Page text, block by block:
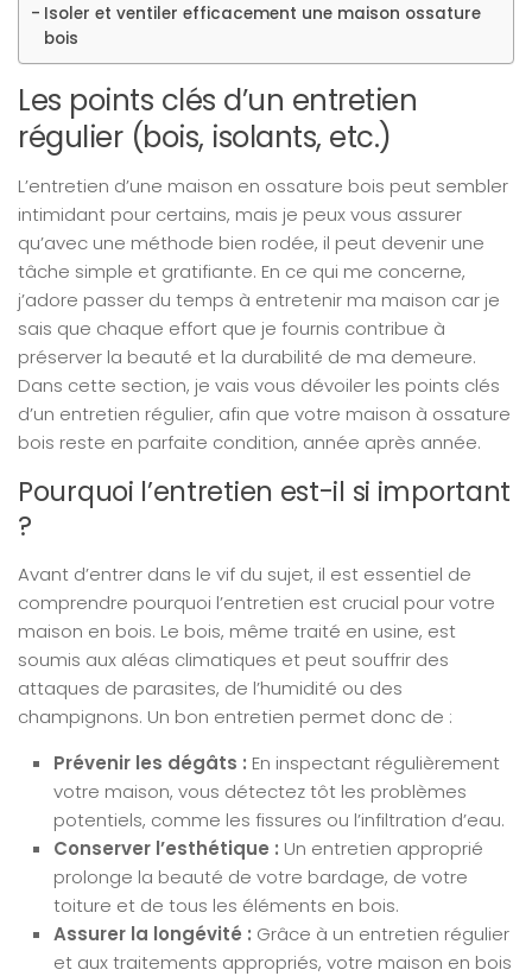
Isoler et ventiler efficacement une maison ossature
bois
Les points clés d’un entretien
régulier (bois, isolants, etc.)
L’entretien d’une maison en ossature bois peut sembler
intimidant pour certains, mais je peux vous assurer
qu’avec une méthode bien rodée, il peut devenir une
tâche simple et gratifiante. En ce qui me concerne,
j’adore passer du temps à entretenir ma maison car je
sais que chaque effort que je fournis contribue à
préserver la beauté et la durabilité de ma demeure.
Dans cette section, je vais vous dévoiler les points clés
d’un entretien régulier, afin que votre maison à ossature
bois reste en parfaite condition, année après année.
Pourquoi l’entretien est-il si important
?
Avant d’entrer dans le vif du sujet, il est essentiel de
comprendre pourquoi l’entretien est crucial pour votre
maison en bois. Le bois, même traité en usine, est
soumis aux aléas climatiques et peut souffrir des
attaques de parasites, de l’humidité ou des
champignons. Un bon entretien permet donc de :
Prévenir les dégâts : En inspectant régulièrement
votre maison, vous détectez tôt les problèmes
potentiels, comme les fissures ou l’infiltration d’eau.
Conserver l’esthétique : Un entretien approprié
prolonge la beauté de votre bardage, de votre
toiture et de tous les éléments en bois.
Assurer la longévité : Grâce à un entretien régulier
et aux traitements appropriés, votre maison en bois